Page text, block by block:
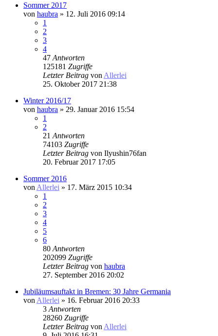
Sommer 2017
von haubra » 12. Juli 2016 09:14
1
2
3
4
47 Antworten
125181 Zugriffe
Letzter Beitrag von Allerlei
25. Oktober 2017 21:38
Winter 2016/17
von haubra » 29. Januar 2016 15:54
1
2
21 Antworten
74103 Zugriffe
Letzter Beitrag von Ilyushin76fan
20. Februar 2017 17:05
Sommer 2016
von Allerlei » 17. März 2015 10:34
1
2
3
4
5
6
80 Antworten
202099 Zugriffe
Letzter Beitrag von haubra
27. September 2016 20:02
Jubiläumsauftakt in Bremen: 30 Jahre Germania
von Allerlei » 16. Februar 2016 20:33
3 Antworten
28260 Zugriffe
Letzter Beitrag von Allerlei